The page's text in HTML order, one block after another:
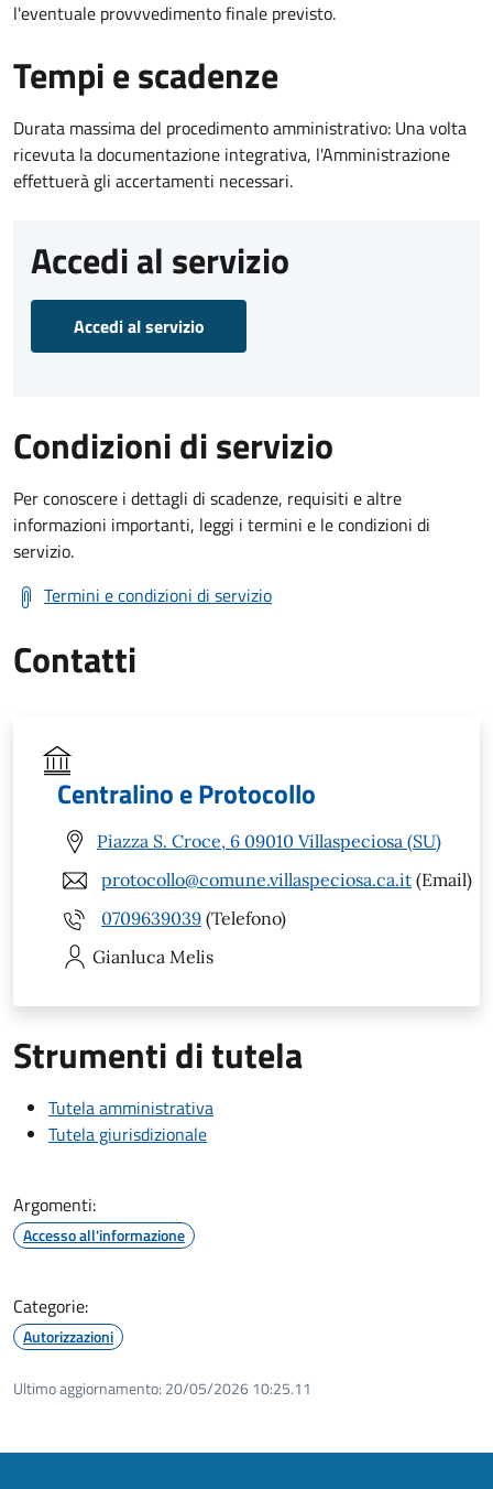
l'eventuale provvvedimento finale previsto.
Tempi e scadenze
Durata massima del procedimento amministrativo: Una volta
ricevuta la documentazione integrativa, l'Amministrazione
effettuerà gli accertamenti necessari.
Accedi al servizio
Accedi al servizio
Condizioni di servizio
Per conoscere i dettagli di scadenze, requisiti e altre
informazioni importanti, leggi i termini e le condizioni di
servizio.
Termini e condizioni di servizio
Contatti
Centralino e Protocollo
Piazza S. Croce, 6 09010 Villaspeciosa (SU)
protocollo@comune.villaspeciosa.ca.it (Email)
0709639039 (Telefono)
Gianluca Melis
Strumenti di tutela
Tutela amministrativa
Tutela giurisdizionale
Argomenti:
Accesso all'informazione
Categorie:
Autorizzazioni
Ultimo aggiornamento: 20/05/2026 10:25.11